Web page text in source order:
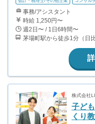
事務/アシスタント
時給 1,250円〜
週2日〜 / 1日6時間〜
茅場町駅から徒歩1分（日
株式会社
子ど
くり